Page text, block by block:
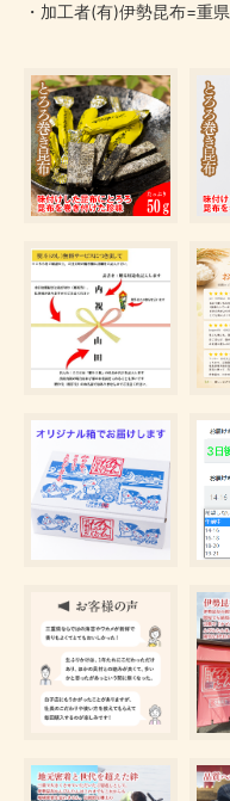
・加工者(有)伊勢昆布=重